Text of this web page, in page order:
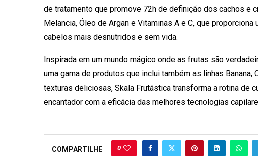
de tratamento que promove 72h de definição dos cachos e
Melancia, Óleo de Argan e Vitaminas A e C, que
cabelos mais desnutridos e sem vida.
Inspirada em um mundo mágico onde as frutas são
uma gama de produtos que inclui também as linhas
texturas deliciosas, Skala Frutástica transforma a rotina de
encantador com a eficácia das melhores tecnologias
COMPARTILHE 0